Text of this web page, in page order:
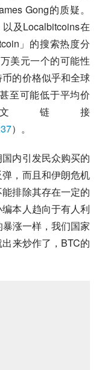
Gong的质疑。
及Localbitcoins在
」的搜索热度分
美元一个的可能性
的价格似乎和全球
至可能低于平均价
链接
）。
内引发民众购买的
，而且和伊朗危机
排除其存在一定的
本人趋向于有人利
涨一样，我们国家
来炒作了，BTC的